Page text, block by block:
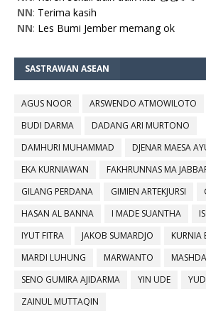
NN: Terima kasih
NN: Les Bumi Jember memang ok
SASTRAWAN ASEAN
AGUS NOOR ARSWENDO ATMOWILOTO
BUDI DARMA
DADANG ARI MURTONO
DAMHURI MUHAMMAD
DJENAR MAESA
EKA KURNIAWAN
FAKHRUNNAS MA
GILANG PERDANA
GIMIEN ARTEKJURSI
HASAN AL BANNA
I MADE SUANTHA
IYUT FITRA
JAKOB SUMARDJO
KURNIA
MARDI LUHUNG
MARWANTO
SENO GUMIRA AJIDARMA
YIN UDE
ZAINUL MUTTAQIN